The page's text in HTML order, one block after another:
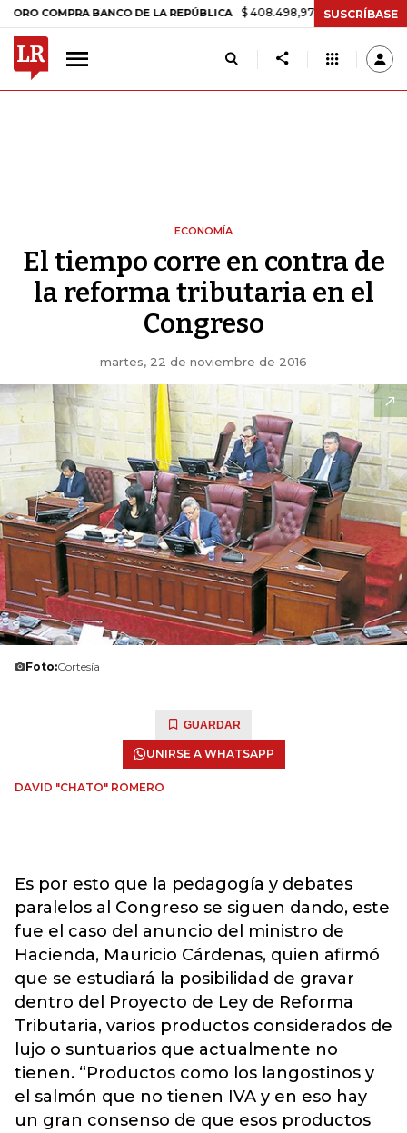
BANCO DE LA REPÚBLICA $ 408.498,97 +$ 8.753,81 +2,19%
SUSCRÍBASE
ECONOMÍA
El tiempo corre en contra de
la reforma tributaria en el
Congreso
martes, 22 de noviembre de 2016
Foto:Cortesía
GUARDAR
UNIRSE A WHATSAPP
DAVID "CHATO" ROMERO
Es por esto que la pedagogía y debates
paralelos al Congreso se siguen dando, este
fue el caso del anuncio del ministro de
Hacienda, Mauricio Cárdenas, quien afirmó
que se estudiará la posibilidad de gravar
dentro del Proyecto de Ley de Reforma
Tributaria, varios productos considerados de
lujo o suntuarios que actualmente no
tienen. “Productos como los langostinos y
el salmón que no tienen IVA y en eso hay
un gran consenso de que esos productos